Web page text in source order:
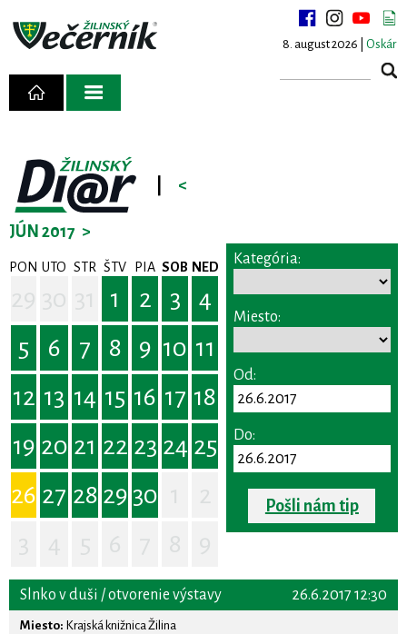
8. august 2026 | Oskár
<
JÚN 2017 >
PON UTO STR ŠTV PIA SOB NED
1 2 3
4
5
6 7 8 9 10 11
12 13 14 15 16 17 18
19 20 21 22 23 24 25
26 27 28 29 30
Kategória:
Miesto:
Od:
Do:
Pošli nám tip
26.6.2017 12:30
Slnko v duši / otvorenie výstavy
Miesto: Krajská knižnica Žilina